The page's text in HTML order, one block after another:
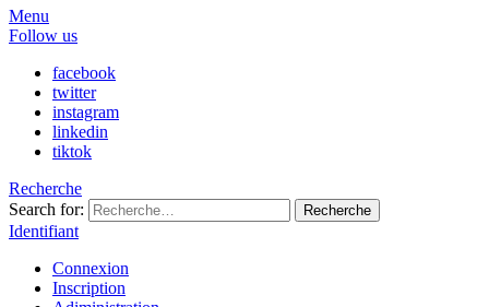
Menu
Follow us
facebook
twitter
instagram
linkedin
tiktok
Recherche
Search for:
Recherche
Identifiant
Connexion
Inscription